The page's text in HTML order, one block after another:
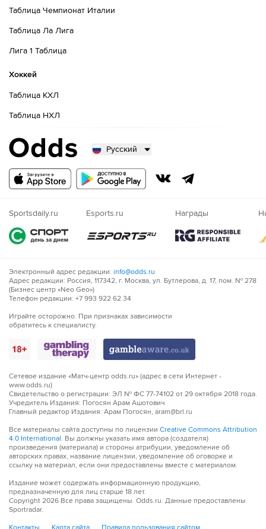
Таблица Чемпионат Италии
Таблица Ла Лига
Лига 1 Таблица
Хоккей
Таблица КХЛ
Таблица НХЛ
Русский
Русский
Nigeria
Sportsdaily.ru Esports.ru Награды
Электронный адрес редакции: info@odds.ru
Адрес редакции: Россия, 117342, г. Москва, ул. Бутлерова, д. 17, пом. № 278
(Бизнес центр «Neo Geo»)
Телефон редакции: +7 993 922 62 34
Играйте осторожно. При признаках зависимости
обратитесь к специалисту.
Сетевое издание «Матч-центр odds.ru» (адрес в сети Интернет -
www.odds.ru)
Свидетельство о регистрации: ЭЛ № ФС 77-74102 от 29 октября 2018 года.
Учредитель Издания: Погосян Арам Ашотович
Главный редактор Издания: Арам Погосян, aram@brl.ru
Все материалы сайта доступны по лицензии Creative Commons Attribution
4.0 International. Вы должны указать имя автора (создателя)
произведения (материала) и стороны атрибуции, уведомление об
авторских правах, название лицензии, уведомление об оговорке и
ссылку на материал, если они предоставлены вместе с материалом.
Издание может содержать информационную продукцию,
предназначенную для лиц старше 18 лет.
Copyright 2026 Все права защищены. Odds.ru. Данные предоставлены
Sportradar.